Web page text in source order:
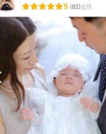
5 (82)女性